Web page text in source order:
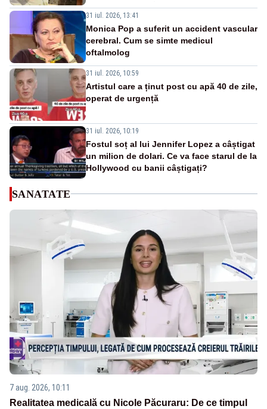
31 iul. 2026, 13:41
Monica Pop a suferit un accident vascular
cerebral. Cum se simte medicul
oftalmolog
31 iul. 2026, 10:59
Artistul care a ținut post cu apă 40 de zile,
operat de urgență
31 iul. 2026, 10:19
Fostul soț al lui Jennifer Lopez a câștigat
un milion de dolari. Ce va face starul de la
Hollywood cu banii câștigați?
SANATATE
7 aug. 2026, 10:11
Realitatea medicală cu Nicole Păcuraru: De ce timpul